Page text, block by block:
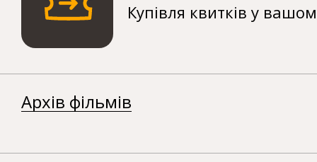
Купівля квитків у
Архів фільмів